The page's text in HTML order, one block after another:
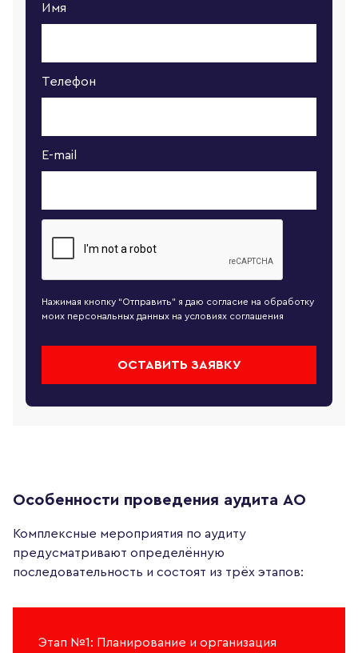
Имя
Телефон
E-mail
Нажимая кнопку “Отправить” я даю согласие на обработку
моих персональных данных на условиях соглашения
ОСТАВИТЬ ЗАЯВКУ
Особенности проведения аудита АО
Комплексные мероприятия по аудиту
предусматривают определённую
последовательность и состоят из трёх этапов:
Этап №1: Планирование и организация